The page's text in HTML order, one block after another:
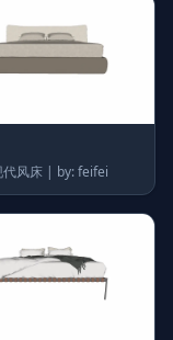
分类：现代风床 | by: feifei